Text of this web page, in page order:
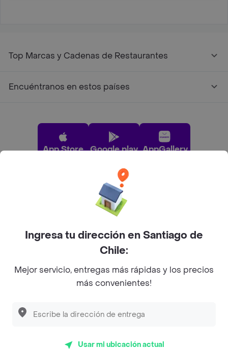
Descubre las PROMOCIONES que tenemos
Top Marcas y Cadenas de Restaurantes
Encuéntranos en estos países
App Store Google play AppGallery
Pide tu comida favorita cerca de ti
Categorías
2026 Rappi Inc. All rights reserved.
Ingresa tu dirección en Santiago de
Chile:
Mejor servicio, entregas más rápidas y los precios
más convenientes!
Usar mi ubicación actual